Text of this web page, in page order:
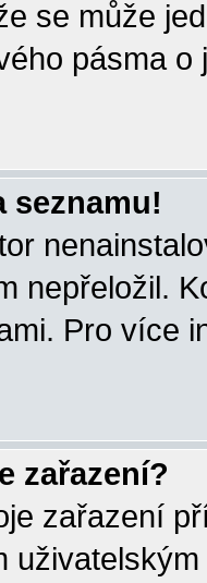
se může
pásma
seznamu!
nepřeložil.
Pro více
zařazení?
zařazení